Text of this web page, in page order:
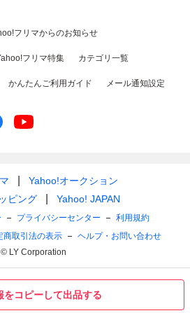
をコピーして出品する
フリマからのお知らせ
フリマ特集 カテゴリ一覧
かんたんご利用ガイド メール通知設定
Yahoo!オークション
ピング
Yahoo! JAPAN
プライバシーセンター
利用規約
商取引法の表示
ヘルプ・お問い合わせ
© LY Corporation